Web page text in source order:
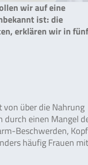
wir auf eine
ist: die
erklären wir in
von über die Nahrung
einen Mangel
Beschwerden,
häufig Frauen